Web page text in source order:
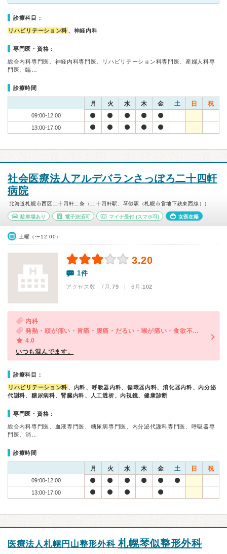
診療科目：
リハビリテーション科 、神経内科
専門医・資格：
総合内科専門医、神経内科専門医、リハビリテーション科専門医、産婦人科専
門医、臨…
診療時間
月 火 水 木 金 土 日 祝
09:00-12:00
13:00-17:00
社会医療法人アルデバランさっぽろ二十四軒
病院
北海道札幌市西区二十四軒二条（二十四軒駅、琴似駅（札幌市営地下鉄東西線））
駐車場あり 電子決済可 マイナ受付 (スマホ可) 女医在籍
土曜（〜12:00）
3.20
1件
アクセス数 7月:79 | 6月:102
内科
発熱・頭が痛い・胃痛・腹痛・だるい・喉が痛い・食欲不振・体調不良・急性の下痢
4.0
いつも混んでます。
診療科目：
リハビリテーション科 、内科、呼吸器内科、循環器内科、消化器内科、内分泌
代謝科、糖尿病科、腎臓内科、人工透析、内視鏡、健康診断
専門医・資格：
総合内科専門医、血液専門医、糖尿病専門医、内分泌代謝科専門医、呼吸器専
門医、消…
診療時間
月 火 水 木 金 土 日 祝
09:00-12:00
13:00-17:00
医療法人札幌円山整形外科札幌琴似整形外科